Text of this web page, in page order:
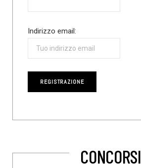
Indirizzo email:
CONCORSI